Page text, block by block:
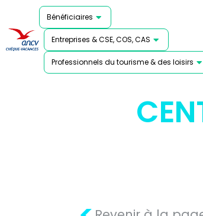
Bénéficiaires
Entreprises & CSE, COS, CAS
Professionnels du tourisme & des loisirs